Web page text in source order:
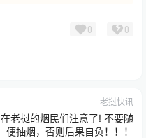
0 0
老挝快讯
在老挝的烟民们注意了! 不要随
便抽烟，否则后果自负！！！